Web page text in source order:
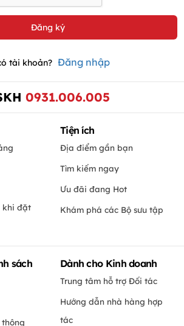
tài khoản? Đăng nhập
0931.006.005
khi đặt
Tiện ích
Địa điểm gần bạn
Tìm kiếm ngay
Ưu đãi đang Hot
Khám phá các Bộ sưu tập
sách
thông
Dành cho Kinh doanh
Trung tâm hỗ trợ Đối tác
Hướng dẫn nhà hàng hợp
tác